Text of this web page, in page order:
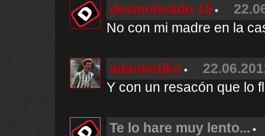
desmotivado 15
No con mi madre en la
adanbetiko
Y con un resacón que lo
Te lo hare muy lento...